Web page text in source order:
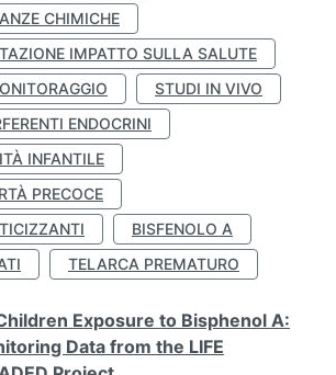
CHIMICHE
IMPATTO SULLA SALUTE
STUDI IN VIVO
ENDOCRINI
INFANTILE
PRECOCE
BISFENOLO A
TELARCA PREMATURO
Exposure to Bisphenol A:
Data from the LIFE